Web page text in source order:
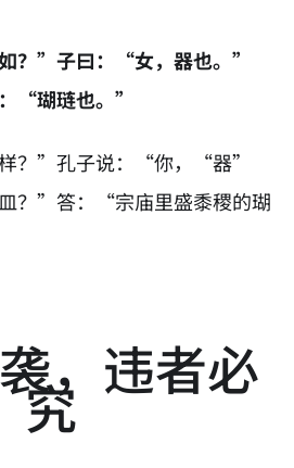
？”子曰：“女，器也。”
“瑚琏也。”
？”孔子说：“你，“器”
？”答：“宗庙里盛黍稷的瑚
，违者必
究